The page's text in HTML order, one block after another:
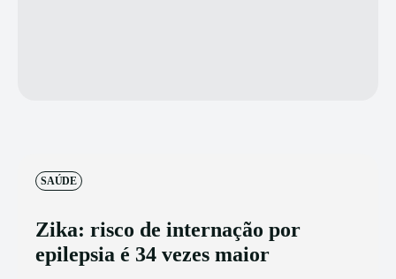
SAÚDE
Zika: risco de internação por
epilepsia é 34 vezes maior